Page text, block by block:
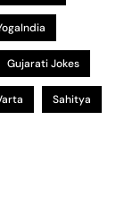
Gujarati Jokes
Sahitya